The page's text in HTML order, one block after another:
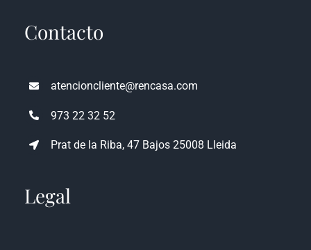
atencioncliente@rencasa.com
973 22 32 52